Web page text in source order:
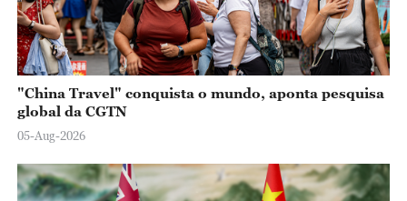
"China Travel" conquista o mundo, aponta pesquisa
global da CGTN
05-Aug-2026